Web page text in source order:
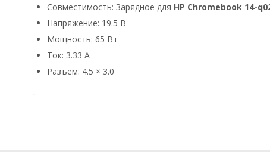
Совместимость: Зарядное для HP Chromebook 14-
Напряжение: 19.5 В
Мощность: 65 Вт
Ток: 3.33 А
Разъем: 4.5 × 3.0